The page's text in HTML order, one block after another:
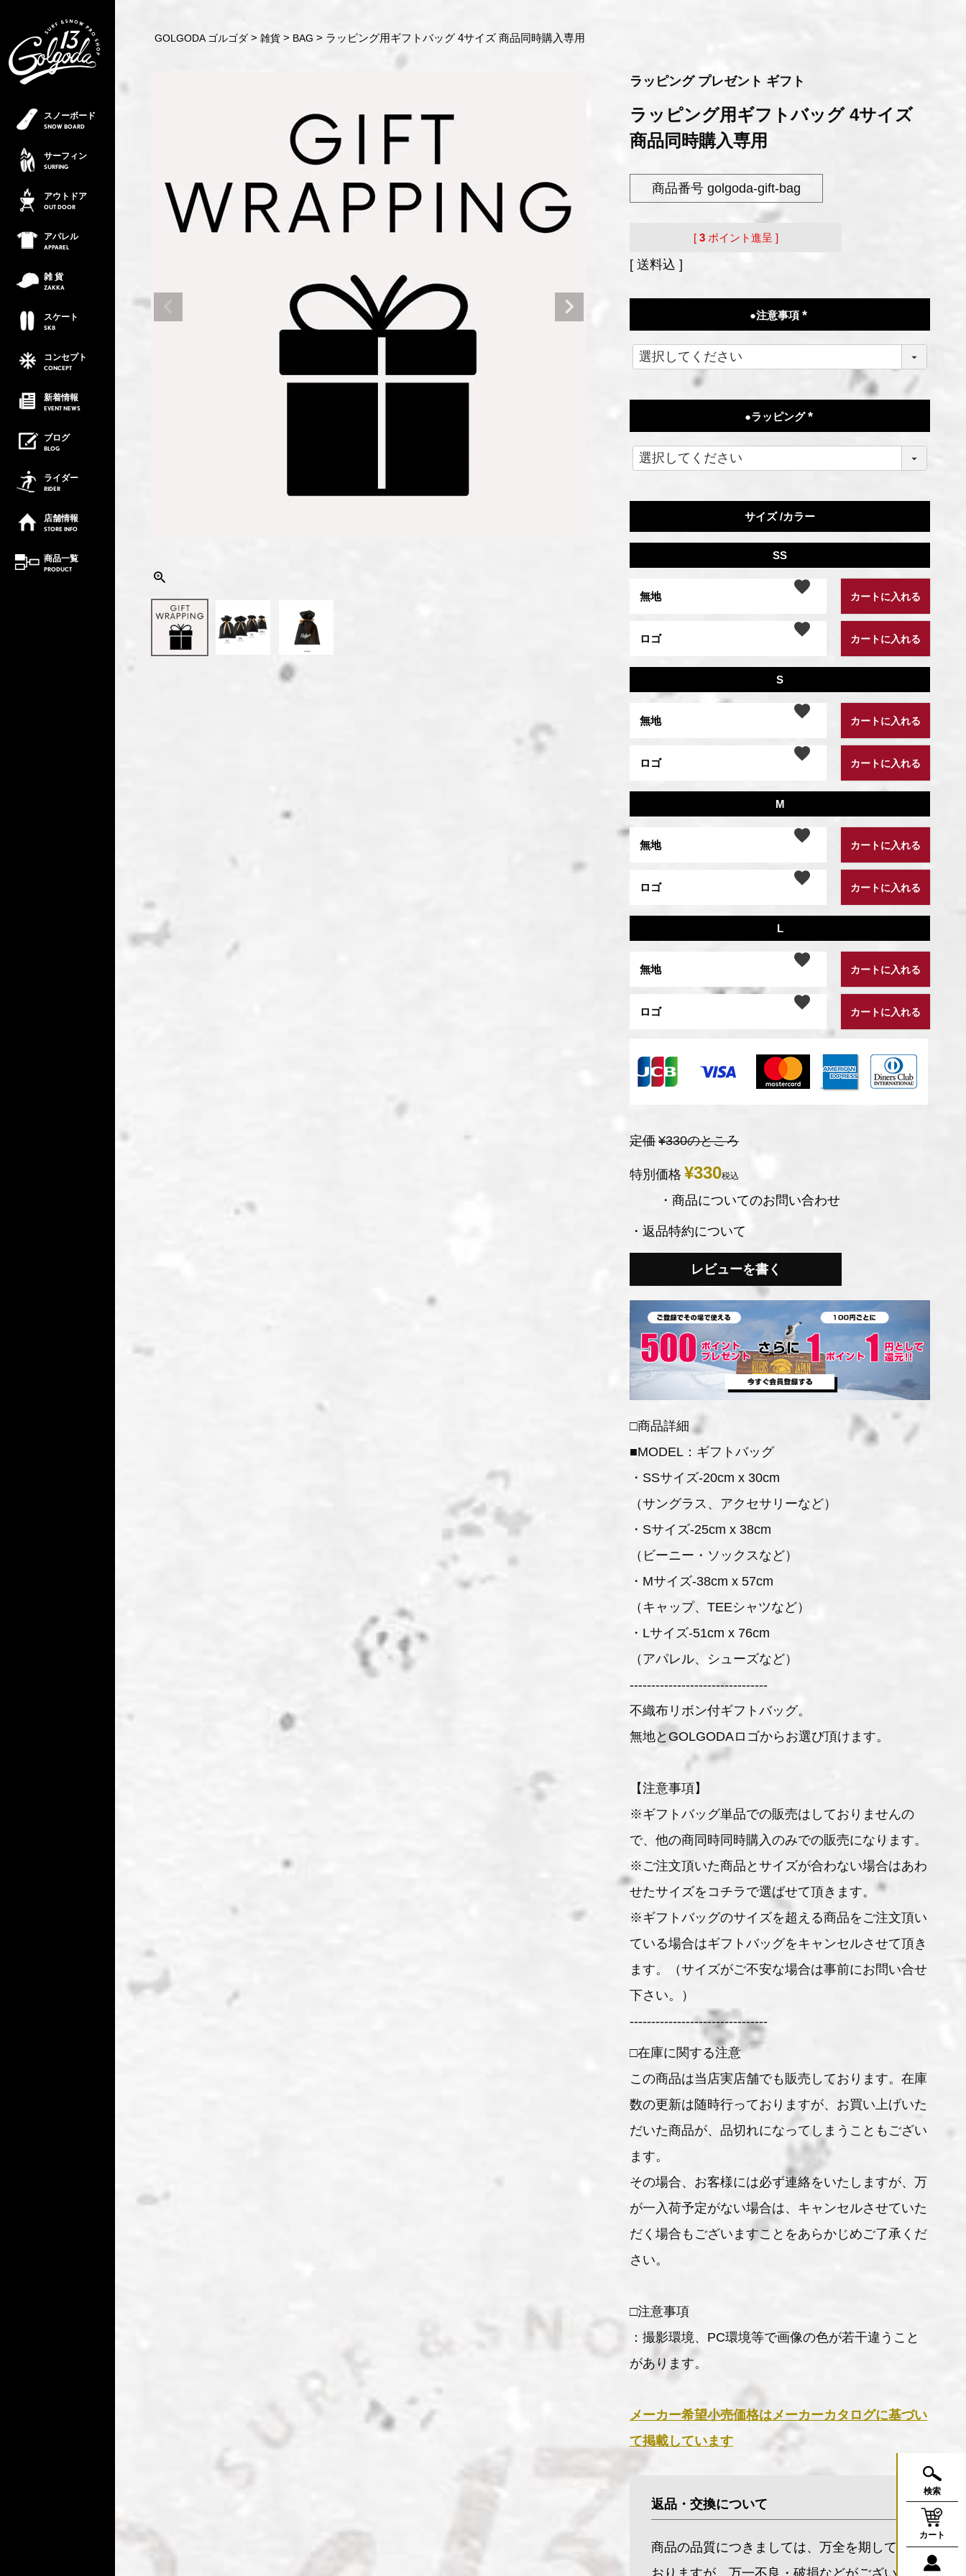
スノーボード
SNOW BOARD
サーフィン
SURFING
アウトドア
OUT DOOR
アパレル
APPAREL
雑 貨
ZAKKA
スケート
SK8
コンセプト
CONCEPT
新着情報
EVENT NEWS
ブログ
BLOG
ライダー
RIDER
店舗情報
STORE INFO
商品一覧
PRODUCT
GOLGODA ゴルゴダ 雑貨 BAG ラッピング用ギフトバッグ 4サイズ 商品同時購入専用
ラッピング プレゼント ギフト
ラッピング用ギフトバッグ 4サイズ
商品同時購入専用
商品番号 golgoda-gift-bag
[ 3 ポイント進呈 ]
送料込
●注意事項
須
●ラッピング
須
サイズ カラー
SS
無地 カートに入れる
ロゴ カートに入れる
S
無地 カートに入れる
ロゴ カートに入れる
M
無地 カートに入れる
ロゴ カートに入れる
L
無地 カートに入れる
ロゴ カートに入れる
定価 ¥330のところ
特別価格 ¥330税込
・商品についてのお問い合わせ
・返品特約について
レビューを書く
□商品詳細
■MODEL：ギフトバッグ
・SSサイズ-20cm x 30cm
（サングラス、アクセサリーなど）
・Sサイズ-25cm x 38cm
（ビーニー・ソックスなど）
・Mサイズ-38cm x 57cm
（キャップ、TEEシャツなど）
・Lサイズ-51cm x 76cm
（アパレル、シューズなど）
--------------------------------
不織布リボン付ギフトバッグ。
無地とGOLGODAロゴからお選び頂けます。
【注意事項】
※ギフトバッグ単品での販売はしておりませんの
で、他の商同時同時購入のみでの販売になります。
※ご注文頂いた商品とサイズが合わない場合はあわ
せたサイズをコチラで選ばせて頂きます。
※ギフトバッグのサイズを超える商品をご注文頂い
ている場合はギフトバッグをキャンセルさせて頂き
ます。（サイズがご不安な場合は事前にお問い合せ
下さい。）
--------------------------------
□在庫に関する注意
この商品は当店実店舗でも販売しております。在庫
数の更新は随時行っておりますが、お買い上げいた
だいた商品が、品切れになってしまうこともござい
ます。
その場合、お客様には必ず連絡をいたしますが、万
が一入荷予定がない場合は、キャンセルさせていた
だく場合もございますことをあらかじめご了承くだ
さい。
□注意事項
：撮影環境、PC環境等で画像の色が若干違うこと
があります。
メーカー希望小売価格はメーカーカタログに基づい
て掲載しています
返品・交換について
商品の品質につきましては、万全を期して
検索
カート